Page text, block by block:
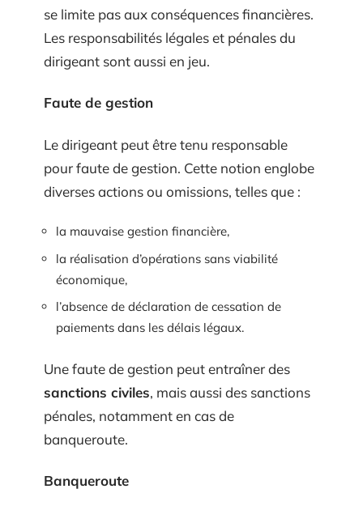
se limite pas aux conséquences financières.
Les responsabilités légales et pénales du
dirigeant sont aussi en jeu.
Faute de gestion
Le dirigeant peut être tenu responsable
pour faute de gestion. Cette notion englobe
diverses actions ou omissions, telles que :
la mauvaise gestion financière,
la réalisation d’opérations sans viabilité
économique,
l’absence de déclaration de cessation de
paiements dans les délais légaux.
Une faute de gestion peut entraîner des
sanctions civiles, mais aussi des sanctions
pénales, notamment en cas de
banqueroute.
Banqueroute